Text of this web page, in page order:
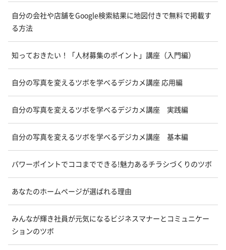
自分の会社や店舗をGoogle検索結果に地図付きで無料で掲載す
る方法
知っておきたい！「人材募集のポイント」講座（入門編）
自分の写真を変えるツボを学べるデジカメ講座 応用編
自分の写真を変えるツボを学べるデジカメ講座 実践編
自分の写真を変えるツボを学べるデジカメ講座 基本編
パワーポイントでココまでできる!魅力あるチラシづくりのツボ
あなたのホームページが選ばれる理由
みんなが輝き社員が元気になるビジネスマナーとコミュニケー
ションのツボ